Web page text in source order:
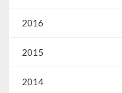
2016
2015
2014